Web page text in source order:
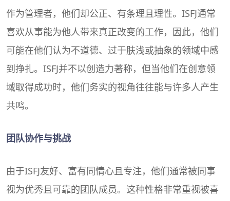
作为管理者，他们却公正、有条理且理性。ISFJ通常
喜欢从事能为他人带来真正改变的工作，因此，他们
可能在他们认为不道德、过于肤浅或抽象的领域中感
到挣扎。ISFJ并不以创造力著称，但当他们在创意领
域取得成功时，他们务实的视角往往能与许多人产生
共鸣。
团队协作与挑战
由于ISFJ友好、富有同情心且专注，他们通常被同事
视为优秀且可靠的团队成员。这种性格非常重视被喜